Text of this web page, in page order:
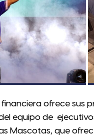
financiera ofrece sus
equipo de
Mascotas, que